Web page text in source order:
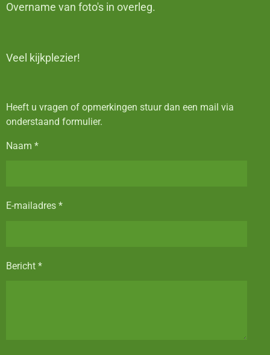
Overname van foto's in overleg.
Veel kijkplezier!
Heeft u vragen of opmerkingen stuur dan een mail via
onderstaand formulier.
Naam *
E-mailadres *
Bericht *